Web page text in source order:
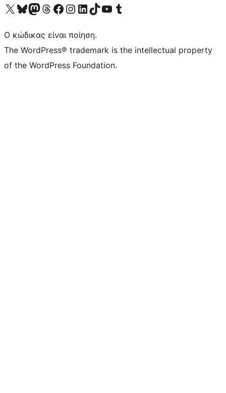
Visit our X (formerly Twitter) account
Visit our Bluesky account
Επισκεφθείτε τον λογαριασμό μας στο Mastodon
Visit our Threads account
Επισκεφτείτε τη σελίδα μας στο Facebook
Επισκεφθείτε τον λογαριασμό μας Instagram
Επισκεφθείτε τον λογαριασμό μας LinkedIn
Visit our TikTok account
Visit our YouTube channel
Visit our Tumblr account
Ο κώδικας είναι ποίηση.
The WordPress® trademark is the intellectual property
of the WordPress Foundation.